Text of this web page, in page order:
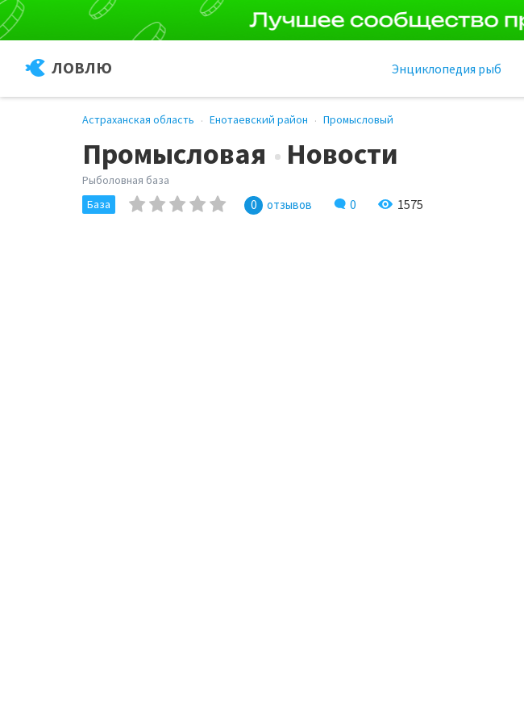
ЛОВЛЮ Энциклопедия рыб
Астраханская область Енотаевский район Промысловый
Промысловая Новости
Рыболовная база
База
0 отзывов 0 1575